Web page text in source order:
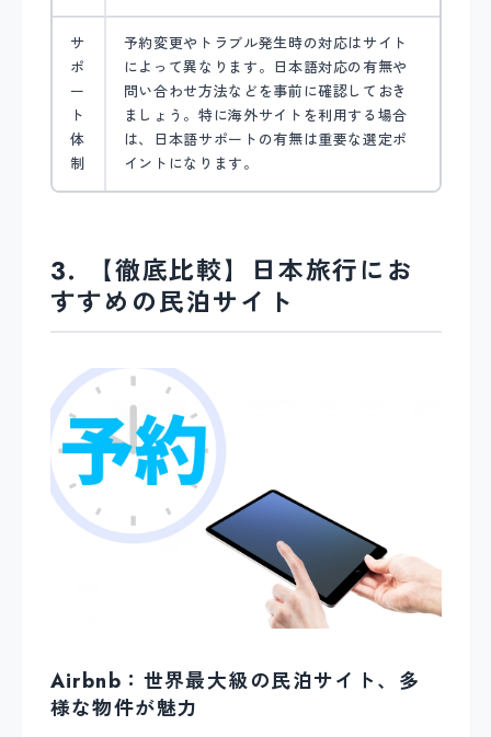
サ
ポ
ー
ト
体
制
予約変更やトラブル発生時の対応はサイト
によって異なります。日本語対応の有無や
問い合わせ方法などを事前に確認しておき
ましょう。特に海外サイトを利用する場合
は、日本語サポートの有無は重要な選定ポ
イントになります。
3. 【徹底比較】日本旅行にお
すすめの民泊サイト
Airbnb：世界最大級の民泊サイト、多
様な物件が魅力